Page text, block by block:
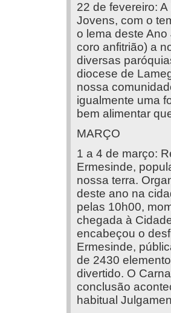
22 de fevereiro:
Jovens, com o
o lema deste
coro anfitrião) a
diversas
diocese de
nossa
igualmente uma
bem alimentar
MARÇO
1 a 4 de março:
Ermesinde,
nossa terra.
deste ano na
pelas 10h00,
chegada à
encabeçou o
Ermesinde,
de 2430
divertido. O
conclusão
habitual